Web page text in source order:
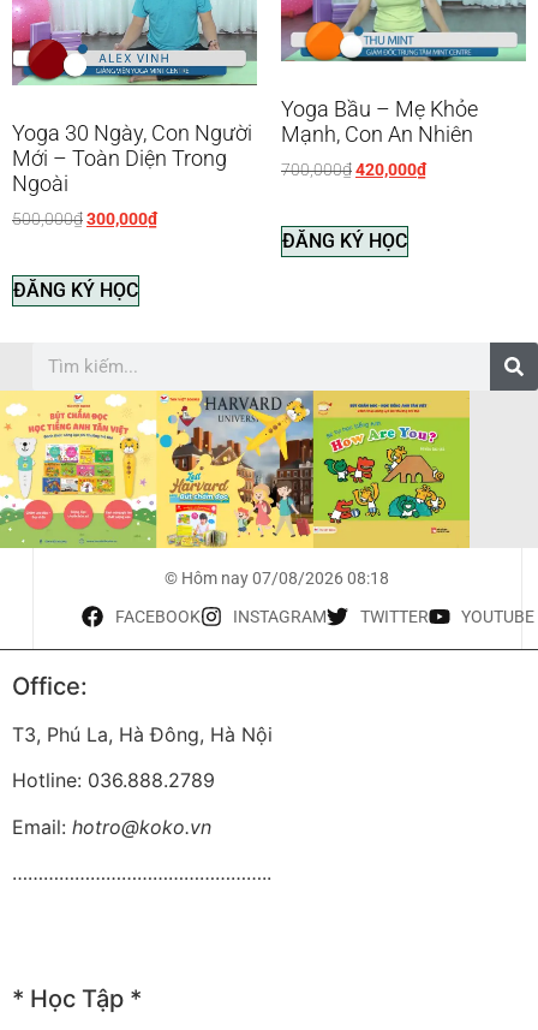
Yoga 30 Ngày, Con Người
Mới – Toàn Diện Trong
Ngoài
500,000₫300,000₫
ĐĂNG KÝ HỌC
Yoga Bầu – Mẹ Khỏe
Mạnh, Con An Nhiên
700,000₫420,000₫
ĐĂNG KÝ HỌC
© Hôm nay 07/08/2026 08:18
FACEBOOK INSTAGRAM TWITTER YOUTUBE
Office:
T3, Phú La, Hà Đông, Hà Nội
Hotline: 036.888.2789
Email: hotro@koko.vn
…………………………………………..
* Học Tập *